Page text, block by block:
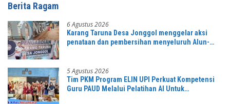
Berita Ragam
6 Agustus 2026
Karang Taruna Desa Jonggol menggelar aksi
penataan dan pembersihan menyeluruh Alun-
“,karang taruna desa Jonggol Jaya Jaya,”
5 Agustus 2026
Tim PKM Program ELIN UPI Perkuat Kompetensi
Guru PAUD Melalui Pelatihan AI Untuk